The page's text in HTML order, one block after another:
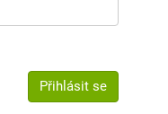
Přihlásit se